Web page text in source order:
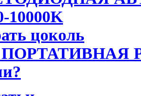
10000K
цоколь
ПОРТАТИВНАЯ